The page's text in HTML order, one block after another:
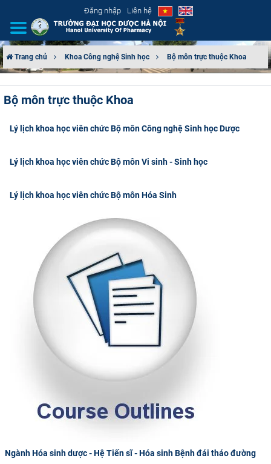
Đăng nhập Liên hệ
CƠ CẤU TỔ CHỨC
ĐÀO TẠO
ĐẢM BẢO CHẤT LƯỢNG
KHOA HỌC CÔNG NGHỆ
CỰU NGƯỜI HỌC
Trang chủ Khoa Công nghệ Sinh học Bộ môn trực thuộc Khoa
Bộ môn trực thuộc Khoa
Lý lịch khoa học viên chức Bộ môn Công nghệ Sinh học Dược
Lý lịch khoa học viên chức Bộ môn Vi sinh - Sinh học
Lý lịch khoa học viên chức Bộ môn Hóa Sinh
Ngành Hóa sinh dược - Hệ Tiến sĩ - Hóa sinh Bệnh đái tháo đường